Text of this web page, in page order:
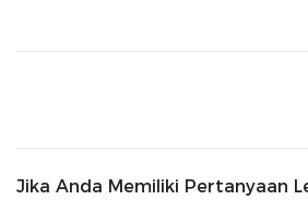
Jika Anda Memiliki Pertanyaan